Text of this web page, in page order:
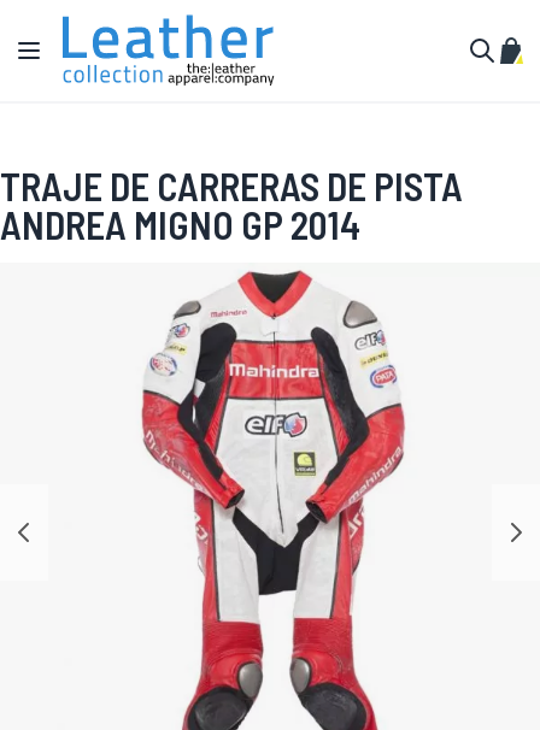
Ir al contenido
Toggle Nav
Mi
TRAJE DE CARRERAS DE PISTA
ANDREA MIGNO GP 2014